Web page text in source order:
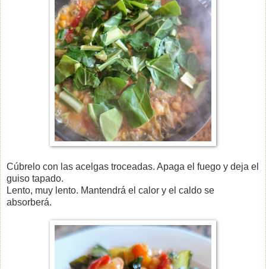
Cúbrelo con las acelgas troceadas. Apaga el fuego y deja el
guiso tapado.
Lento, muy lento. Mantendrá el calor y el caldo se
absorberá.